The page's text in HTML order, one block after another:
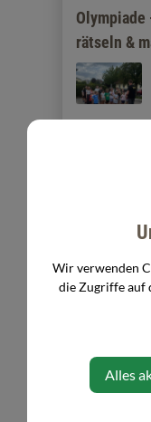
rätseln &
⇐ zurück
Wir verwenden
die Zugriffe auf
Alles